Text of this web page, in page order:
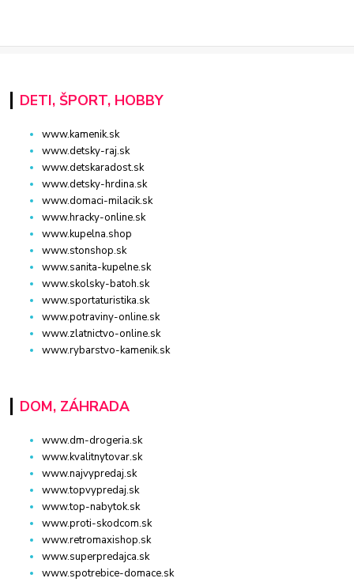
DETI, ŠPORT, HOBBY
www.kamenik.sk
www.detsky-raj.sk
www.detskaradost.sk
www.detsky-hrdina.sk
www.domaci-milacik.sk
www.hracky-online.sk
www.kupelna.shop
www.stonshop.sk
www.sanita-kupelne.sk
www.skolsky-batoh.sk
www.sportaturistika.sk
www.potraviny-online.sk
www.zlatnictvo-online.sk
www.rybarstvo-kamenik.sk
DOM, ZÁHRADA
www.dm-drogeria.sk
www.kvalitnytovar.sk
www.najvypredaj.sk
www.topvypredaj.sk
www.top-nabytok.sk
www.proti-skodcom.sk
www.retromaxishop.sk
www.superpredajca.sk
www.spotrebice-domace.sk